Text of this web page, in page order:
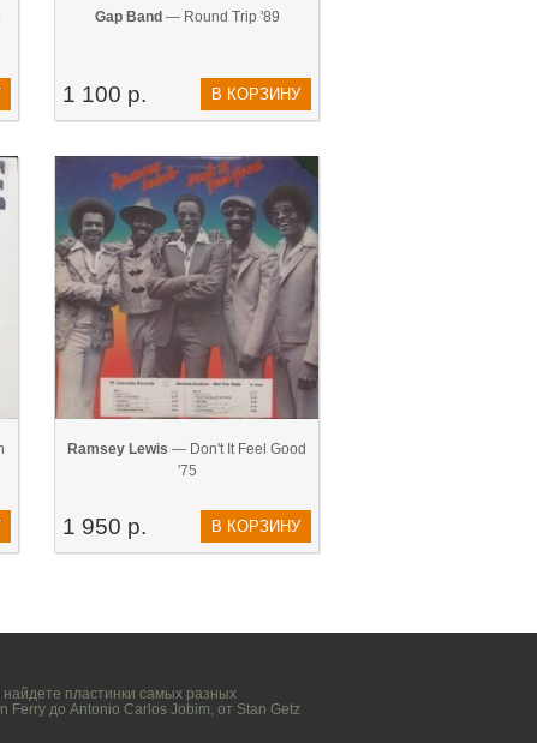
Gap Band — Round Trip '89
1 100 р. В КОРЗИНУ
Ramsey Lewis — Don't It Feel Good
'75
1 950 р. В КОРЗИНУ
найдете пластинки самых разных
Ferry до Antonio Carlos Jobim, от Stan Getz